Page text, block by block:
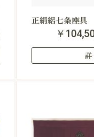
正絹絽七条座具
￥